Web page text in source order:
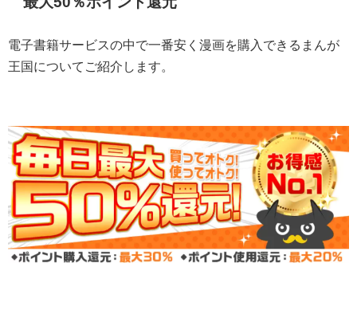
電子書籍サービスの中で一番安く漫画を購入できるまんが
王国についてご紹介します。